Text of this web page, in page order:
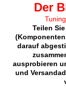
Der
Teilen
darauf
ausprobieren
und